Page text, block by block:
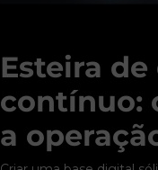
Esteira
contínuo:
a